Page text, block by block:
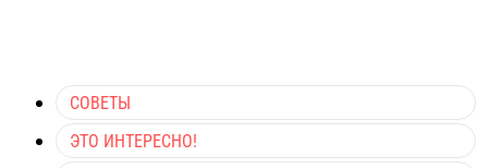
СОВЕТЫ
ЭТО ИНТЕРЕСНО!